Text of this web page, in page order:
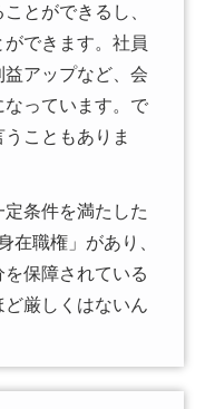
とができるし、
できます。社員
アップなど、会
っています。で
こともありま
条件を満たした
在職権」があり、
保障されている
厳しくはないん